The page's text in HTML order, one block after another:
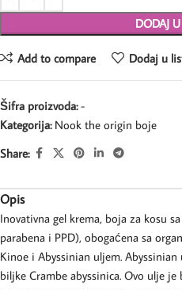
DODAJ
Add to compare Dodaj u
Šifra proizvoda:-
Kategorija: Nook the origin boje
Share:
Opis
Inovativna gel krema, boja za kosu
parabena i PPD), obogaćena sa
Kinoe i Abyssinian uljem.
biljke Crambe abyssinica. Ovo ulje